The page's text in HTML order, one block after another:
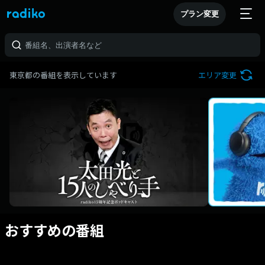
プラン変更
東京都の番組を表示しています エリア変更
おすすめの番組